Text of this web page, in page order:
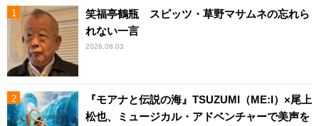
笑福亭鶴瓶 スピッツ・草野マサムネの忘れら
れない一言
2026.08.03
『モアナと伝説の海』TSUZUMI（ME:I）×尾上
松也、ミュージカル・アドベンチャーで美声を